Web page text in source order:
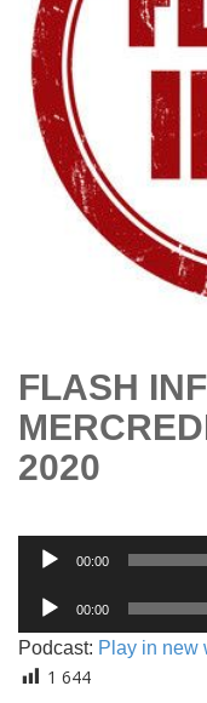
FLASH
2020
Lecteur
audio
00:00
Lecteur
audio
00:00
Podcast: Play in new
1 644